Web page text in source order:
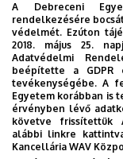
Cím
Épület
Emelet, ajtó
Weboldal
A Debreceni
rendelkezésére
védelmét. Ezúton
2018. május 25.
Adatvédelmi
beépítette a GDPR
tevékenységébe. A
Egyetem korábban is
érvényben lévő
követve frissítettük
alábbi linkre
Kancellária WAV